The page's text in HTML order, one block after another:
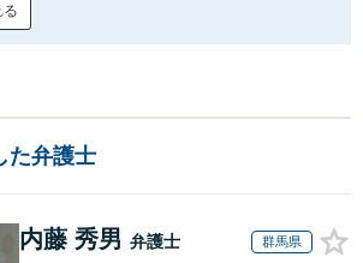
る
た弁護士
内藤 秀男 弁護士 群馬県